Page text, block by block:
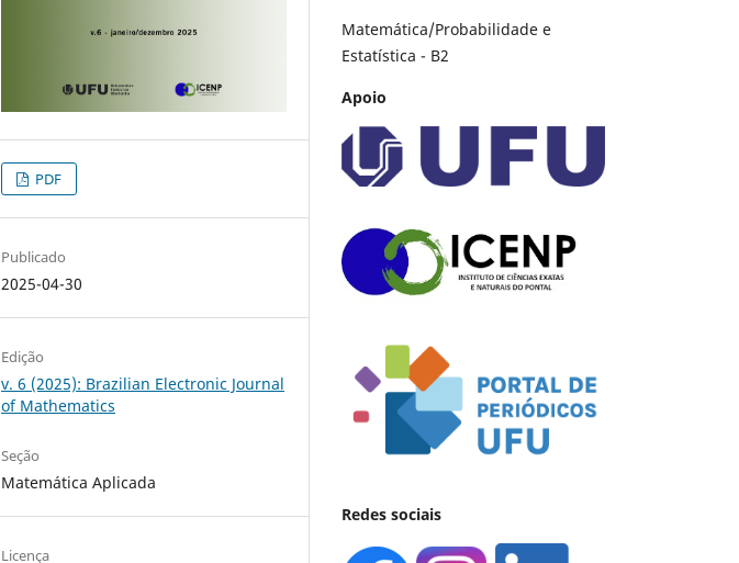
PDF
Publicado
2025-04-30
Edição
v. 6 (2025): Brazilian Electronic Journal
of Mathematics
Seção
Matemática Aplicada
Licença
Matemática/Probabilidade e
Estatística - B2
Apoio
Redes sociais